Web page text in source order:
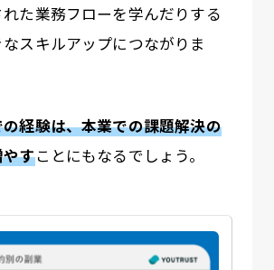
た業務フローを学んだりする
スキルアップにつながりま
経験は、本業での課題解決の
すことにもなるでしょう。